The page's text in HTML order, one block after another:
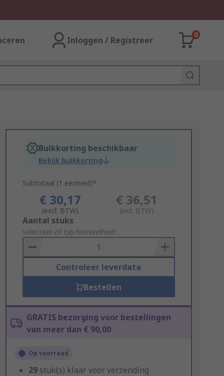
Inloggen / Registreer
0
Bulkkorting beschikbaar
Bekijk bulkkorting
Subtotaal (1 eenheid)*
€ 30,17
(excl. BTW)
€ 36,51
(incl. BTW)
Add
to
Basket
Aantal stuks
selecteer of typ hoeveelheid
Controleer leverdata
Bestellen
GRATIS bezorging voor bestellingen
van meer dan € 90,00
Op voorraad
29 stuk(s) klaar voor verzending